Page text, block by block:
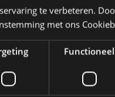
Nog geen
te verbeteren.
met ons
Functioneel